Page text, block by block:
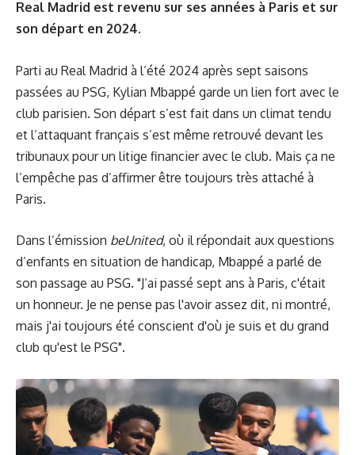
Real Madrid est revenu sur ses années à Paris et sur
son départ en 2024.
Parti au Real Madrid à l’été 2024 après sept saisons
passées au PSG, Kylian Mbappé garde un lien fort avec le
club parisien. Son départ s’est fait dans un climat tendu
et l’attaquant français s’est même retrouvé devant les
tribunaux pour un litige financier avec le club. Mais ça ne
l’empêche pas d’affirmer être toujours très attaché à
Paris.
Dans l’émission beUnited, où il répondait aux questions
d’enfants en situation de handicap, Mbappé a parlé de
son passage au PSG. "J’ai passé sept ans à Paris, c'était
un honneur. Je ne pense pas l'avoir assez dit, ni montré,
mais j'ai toujours été conscient d'où je suis et du grand
club qu'est le PSG".